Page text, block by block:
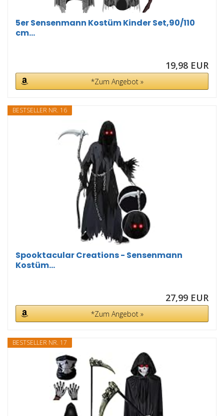
5er Sensenmann Kostüm Kinder Set,90/110
cm...
19,98 EUR
*Zum Angebot »
BESTSELLER NR. 16
Spooktacular Creations - Sensenmann
Kostüm...
27,99 EUR
*Zum Angebot »
BESTSELLER NR. 17